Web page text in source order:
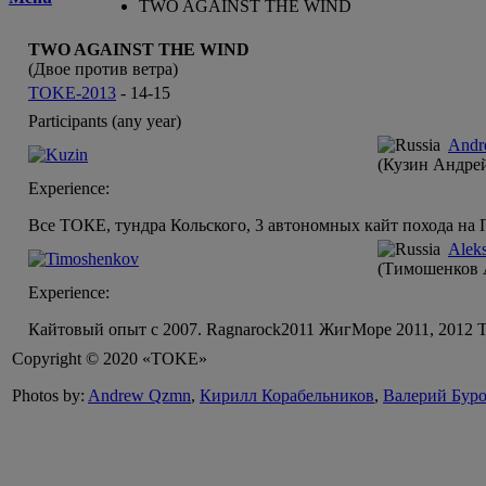
TWO AGAINST THE WIND
TWO AGAINST THE WIND
(Двое против ветра)
TOKE-2013 - 14-15
Participants (any year)
(Кузин
Experience:
Все ТОКЕ, тундра Кольского, 3 автономных кайт похода на
(Тимошенков
Experience:
Кайтовый опыт с 2007. Ragnarock2011 ЖигМоре 2011, 2012
Copyright © 2020 «TOKE»
Photos by: Andrew Qzmn, Кирилл Корабельников, Валерий